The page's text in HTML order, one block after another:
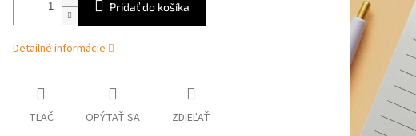
Pridať do košíka
Detailné informácie
TLAČ OPÝTAŤ SA ZDIEĽAŤ